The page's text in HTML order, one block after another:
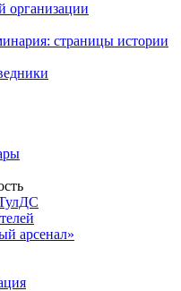
организации
страницы истории
арсенал»